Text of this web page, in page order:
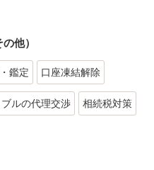
他）
鑑定 口座凍結解除
ルの代理交渉 相続税対策